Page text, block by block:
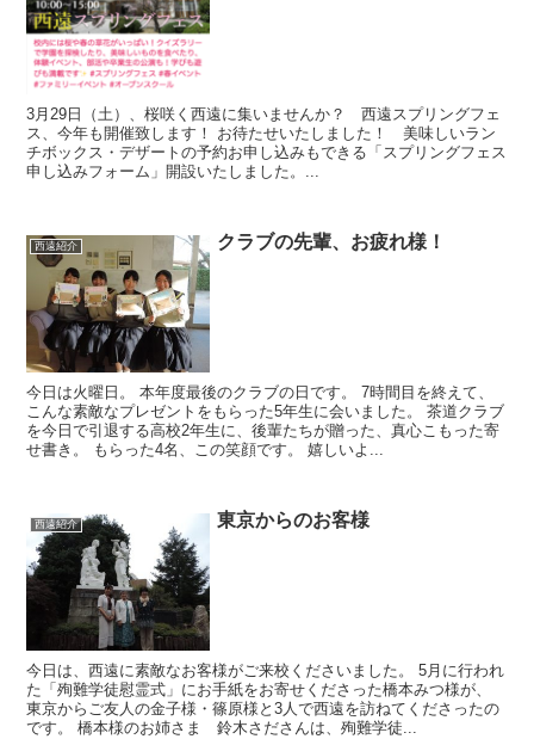
3月29日（土）、桜咲く西遠に集いませんか？ 西遠スプリングフェ
ス、今年も開催致します！ お待たせいたしました！ 美味しいラン
チボックス・デザートの予約お申し込みもできる「スプリングフェス
申し込みフォーム」開設いたしました。...
西遠紹介 クラブの先輩、お疲れ様！
今日は火曜日。 本年度最後のクラブの日です。 7時間目を終えて、
こんな素敵なプレゼントをもらった5年生に会いました。 茶道クラブ
を今日で引退する高校2年生に、後輩たちが贈った、真心こもった寄
せ書き。 もらった4名、この笑顔です。 嬉しいよ...
西遠紹介 東京からのお客様
今日は、西遠に素敵なお客様がご来校くださいました。 5月に行われ
た「殉難学徒慰霊式」にお手紙をお寄せくださった橋本みつ様が、
東京からご友人の金子様・篠原様と3人で西遠を訪ねてくださったの
です。 橋本様のお姉さま 鈴木さださんは、殉難学徒...